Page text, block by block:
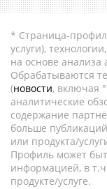
* Страница-
услуги),
на основе анализа
Обрабатываются
(новости, включая
аналитические
содержание
больше
или продукта/
Профиль может
информацией, в
продукте/услуге.